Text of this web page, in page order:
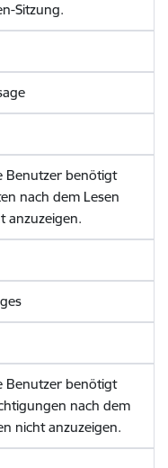
Sitzung.
Benutzer benötigt
nach dem Lesen
anzuzeigen.
Benutzer benötigt
nach dem
nicht anzuzeigen.